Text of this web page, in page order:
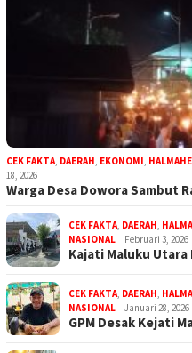
CEK FAKTA, DAERAH, EKONOMI,
18, 2026
Warga Desa Dowora Sambut
CEK FAKTA, DAERAH,
NASIONAL
Februari 3, 2026
Kajati Maluku
CEK FAKTA, DAERAH,
NASIONAL
Januari 28, 2026
GPM Desak Kejati